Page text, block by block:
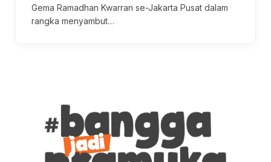
Gema Ramadhan Kwarran se-Jakarta Pusat dalam
rangka menyambut…